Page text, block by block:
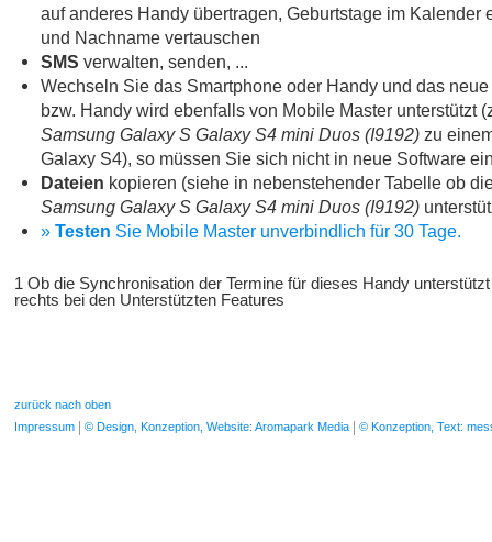
auf anderes Handy übertragen, Geburtstage im Kalender
und Nachname vertauschen
SMS verwalten, senden, ...
Wechseln Sie das Smartphone oder Handy und das
bzw. Handy wird ebenfalls von Mobile Master unterstützt
Samsung Galaxy S Galaxy S4 mini Duos (I9192) zu
Galaxy S4), so müssen Sie sich nicht in neue Software
Dateien kopieren (siehe in nebenstehender Tabelle ob
Samsung Galaxy S Galaxy S4 mini Duos (I9192)
» Testen Sie Mobile Master unverbindlich für 30 Tage.
1 Ob die Synchronisation der Termine für dieses Handy
rechts bei den Unterstützten Features
zurück nach oben
Impressum
© Design, Konzeption, Website: Aromapark Media © Konzeption, Text: